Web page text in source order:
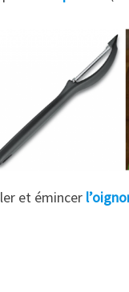
et émincer